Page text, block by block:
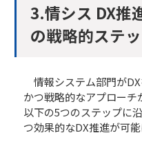
3.情シス DX推
の戦略的ステ
情報システム部門が
かつ戦略的なアプローチ
以下の5つのステップに
つ効果的なDX推進が可能